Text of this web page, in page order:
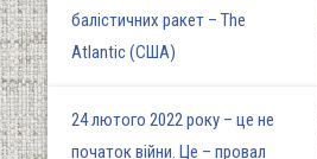
балістичних ракет – The
Atlantic (США)
24 лютого 2022 року – це не
початок війни. Це – провал